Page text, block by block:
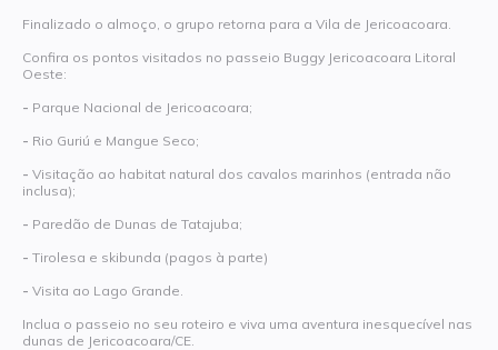
Finalizado o almoço, o grupo retorna para a Vila de Jericoacoara.
Confira os pontos visitados no passeio Buggy Jericoacoara Litoral
Oeste:
- Parque Nacional de Jericoacoara;
- Rio Guriú e Mangue Seco;
- Visitação ao habitat natural dos cavalos marinhos (entrada não
inclusa);
- Paredão de Dunas de Tatajuba;
- Tirolesa e skibunda (pagos à parte)
- Visita ao Lago Grande.
Inclua o passeio no seu roteiro e viva uma aventura inesquecível nas
dunas de Jericoacoara/CE.